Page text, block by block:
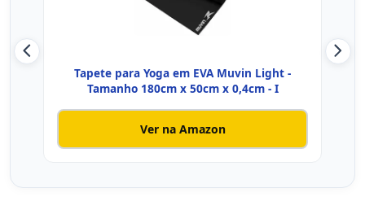
Tapete para Yoga em EVA Muvin Light -
Tamanho 180cm x 50cm x 0,4cm - I
Ver na Amazon